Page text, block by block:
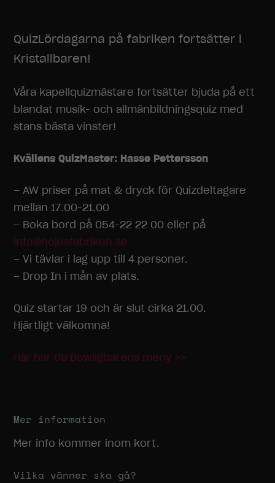
QuizLördagarna på fabriken fortsätter i
Kristallbaren!
Våra kapellquizmästare fortsätter bjuda på ett
blandat musik- och allmänbildningsquiz med
stans bästa vinster!
Kvällens QuizMaster: Hasse Pettersson
– AW priser på mat & dryck för Quizdeltagare
mellan 17.00-21.00
– Boka bord på 054-22 22 00 eller på
info@nojesfabriken.se
– Vi tävlar i lag upp till 4 personer.
– Drop In i mån av plats.
Quiz startar 19 och är slut cirka 21.00.
Hjärtligt välkomna!
Här har du Bowligbarens meny >>
Mer information
Mer info kommer inom kort.
Vilka vänner ska gå?